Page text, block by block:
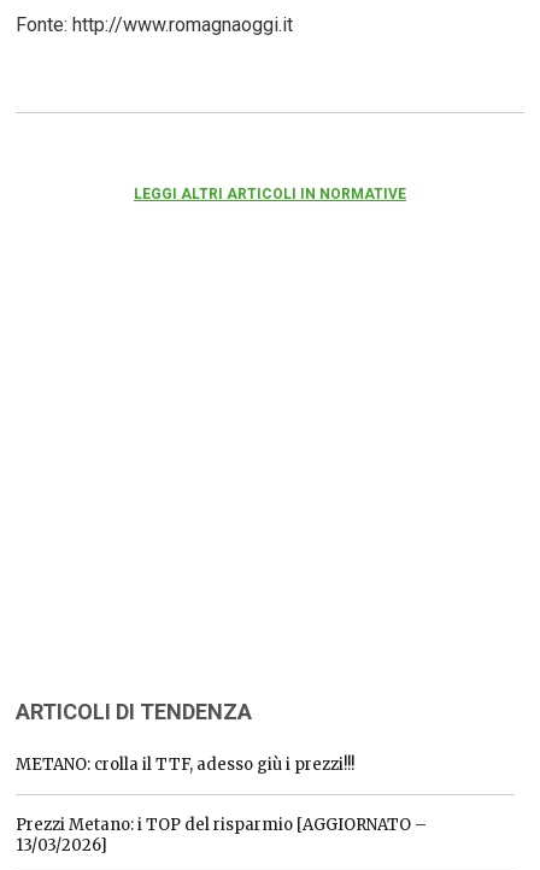
Fonte: http://www.romagnaoggi.it
LEGGI ALTRI ARTICOLI IN NORMATIVE
ARTICOLI DI TENDENZA
METANO: crolla il TTF, adesso giù i prezzi!!!
Prezzi Metano: i TOP del risparmio [AGGIORNATO –
13/03/2026]